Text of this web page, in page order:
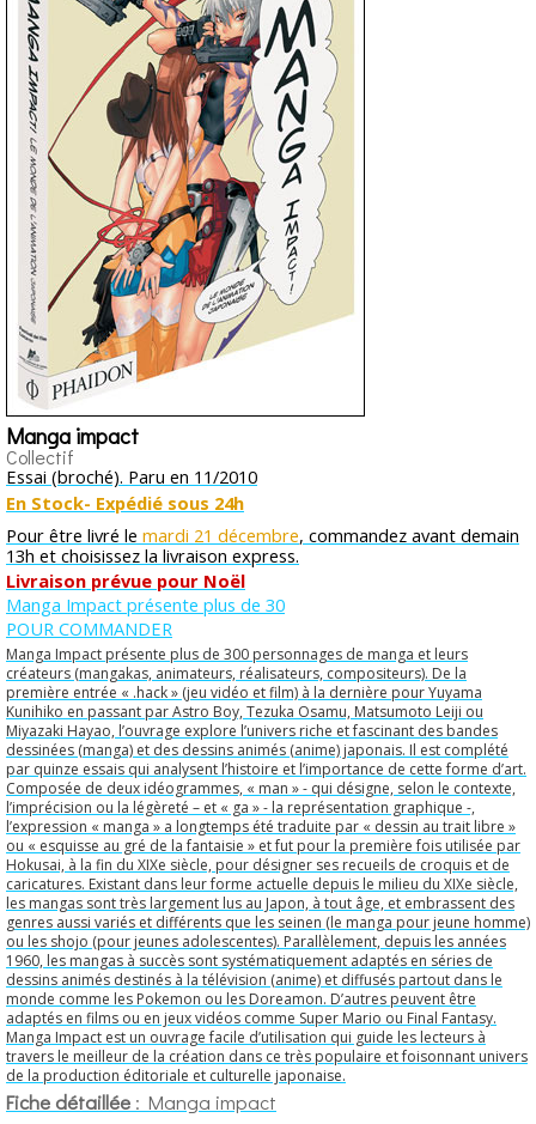
Manga impact
Collectif
Essai (broché). Paru en 11/2010
En Stock- Expédié sous 24h
Pour être livré le mardi 21 décembre, commandez avant demain
13h et choisissez la livraison express.
Livraison prévue pour Noël
Manga Impact présente plus de 30
POUR COMMANDER
Manga Impact présente plus de 300 personnages de manga et leurs
créateurs (mangakas, animateurs, réalisateurs, compositeurs). De la
première entrée « .hack » (jeu vidéo et film) à la dernière pour Yuyama
Kunihiko en passant par Astro Boy, Tezuka Osamu, Matsumoto Leiji ou
Miyazaki Hayao, l’ouvrage explore l’univers riche et fascinant des bandes
dessinées (manga) et des dessins animés (anime) japonais. Il est complété
par quinze essais qui analysent l’histoire et l’importance de cette forme d’art.
Composée de deux idéogrammes, « man » - qui désigne, selon le contexte,
l’imprécision ou la légèreté – et « ga » - la représentation graphique -,
l’expression « manga » a longtemps été traduite par « dessin au trait libre »
ou « esquisse au gré de la fantaisie » et fut pour la première fois utilisée par
Hokusai, à la fin du XIXe siècle, pour désigner ses recueils de croquis et de
caricatures. Existant dans leur forme actuelle depuis le milieu du XIXe siècle,
les mangas sont très largement lus au Japon, à tout âge, et embrassent des
genres aussi variés et différents que les seinen (le manga pour jeune homme)
ou les shojo (pour jeunes adolescentes). Parallèlement, depuis les années
1960, les mangas à succès sont systématiquement adaptés en séries de
dessins animés destinés à la télévision (anime) et diffusés partout dans le
monde comme les Pokemon ou les Doreamon. D’autres peuvent être
adaptés en films ou en jeux vidéos comme Super Mario ou Final Fantasy.
Manga Impact est un ouvrage facile d’utilisation qui guide les lecteurs à
travers le meilleur de la création dans ce très populaire et foisonnant univers
de la production éditoriale et culturelle japonaise.
Fiche détaillée : Manga impact